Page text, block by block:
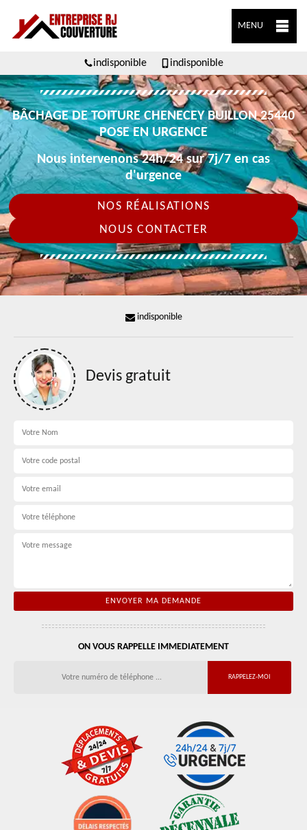
MENU
indisponible indisponible
BÂCHAGE DE TOITURE CHENECEY BUILLON 25440
POSE EN URGENCE
Nous intervenons 24h/24 sur 7j/7 en cas
d'urgence
NOS RÉALISATIONS
NOUS CONTACTER
indisponible
Devis gratuit
ON VOUS RAPPELLE IMMEDIATEMENT